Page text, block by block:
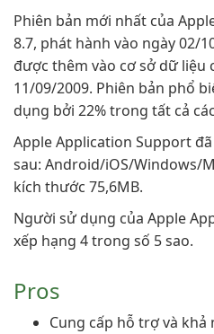
Phiên bản mới nhất của
8.7, phát hành vào ngày 02/
được thêm vào cơ sở dữ liệu
11/09/2009. Phiên bản phổ
dụng bởi 22% trong tất cả
Apple Application Support
sau: Android/iOS/Windows/
kích thước 75,6MB.
Người sử dụng của Apple
xếp hạng 4 trong số 5 sao.
Pros
Cung cấp hỗ trợ và